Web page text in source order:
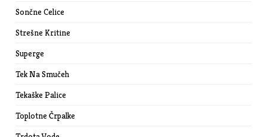
Sončne Celice
Strešne Kritine
Superge
Tek Na Smučeh
Tekaške Palice
Toplotne Črpalke